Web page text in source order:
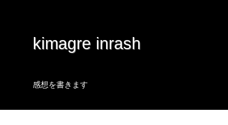
kimagre inrash
感想を書きます